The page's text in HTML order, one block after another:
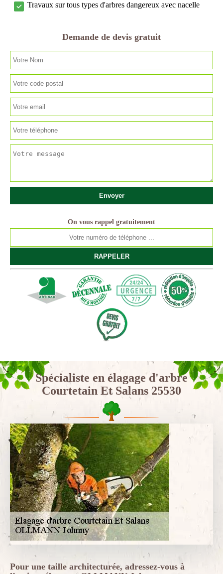
Travaux sur tous types d'arbres dangereux avec nacelle
Demande de devis gratuit
On vous rappel gratuitement
Spécialiste en élagage d'arbre
Courtetain Et Salans 25530
Pour une taille architecturée, adressez-vous à